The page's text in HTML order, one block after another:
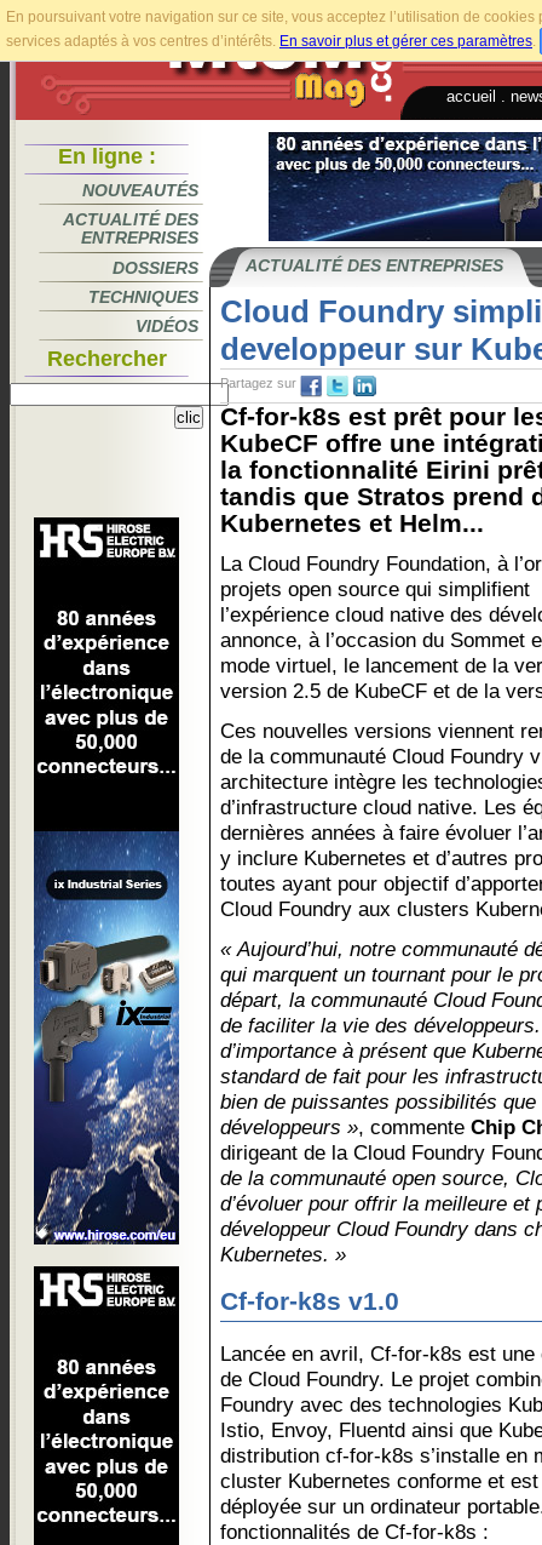
En poursuivant votre navigation sur ce site, vous acceptez l’utilisation de
services adaptés à vos centres d’intérêts. En savoir plus et gérer ces paramètres.
accueil
En ligne :
NOUVEAUTÉS
ACTUALITÉ DES
ENTREPRISES
DOSSIERS
TECHNIQUES
VIDÉOS
Rechercher
ACTUALITÉ DES ENTREPRISES
Cloud Foundry
developpeur sur
Partagez sur
Cf-for-k8s est prêt pour
KubeCF offre une
la fonctionnalité Eirini
tandis que Stratos prend
Kubernetes et Helm...
La Cloud Foundry Foundation, à
projets open source qui simplifient
l’expérience cloud native des
annonce, à l’occasion du Sommet
mode virtuel, le lancement de la
version 2.5 de KubeCF et de la
Ces nouvelles versions viennent
de la communauté Cloud Foundry
architecture intègre les
d’infrastructure cloud native. Les
dernières années à faire évoluer
y inclure Kubernetes et d’autres
toutes ayant pour objectif
Cloud Foundry aux clusters
« Aujourd’hui, notre communauté
qui marquent un tournant pour le
départ, la communauté Cloud
de faciliter la vie des
d’importance à présent que
standard de fait pour les
bien de puissantes possibilités
développeurs », commente Chip
dirigeant de la Cloud Foundry
de la communauté open source,
d’évoluer pour offrir la meilleure et
développeur Cloud Foundry dans
Kubernetes. »
Cf-for-k8s v1.0
Lancée en avril, Cf-for-k8s est
de Cloud Foundry. Le projet
Foundry avec des technologies
Istio, Envoy, Fluentd ainsi que
distribution cf-for-k8s s’installe en
cluster Kubernetes conforme et
déployée sur un ordinateur
fonctionnalités de Cf-for-k8s :